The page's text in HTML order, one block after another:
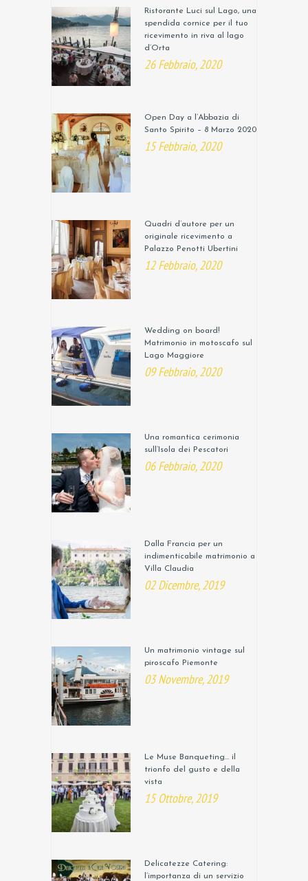
Ristorante Luci sul Lago, una
spendida cornice per il tuo
ricevimento in riva al lago
d’Orta
26 Febbraio, 2020
Open Day a l’Abbazia di
Santo Spirito – 8 Marzo 2020
15 Febbraio, 2020
Quadri d’autore per un
originale ricevimento a
Palazzo Penotti Ubertini
12 Febbraio, 2020
Wedding on board!
Matrimonio in motoscafo sul
Lago Maggiore
09 Febbraio, 2020
Una romantica cerimonia
sull’Isola dei Pescatori
06 Febbraio, 2020
Dalla Francia per un
indimenticabile matrimonio a
Villa Claudia
02 Dicembre, 2019
Un matrimonio vintage sul
piroscafo Piemonte
03 Novembre, 2019
Le Muse Banqueting… il
trionfo del gusto e della
vista
15 Ottobre, 2019
Delicatezze Catering:
l’importanza di un servizio